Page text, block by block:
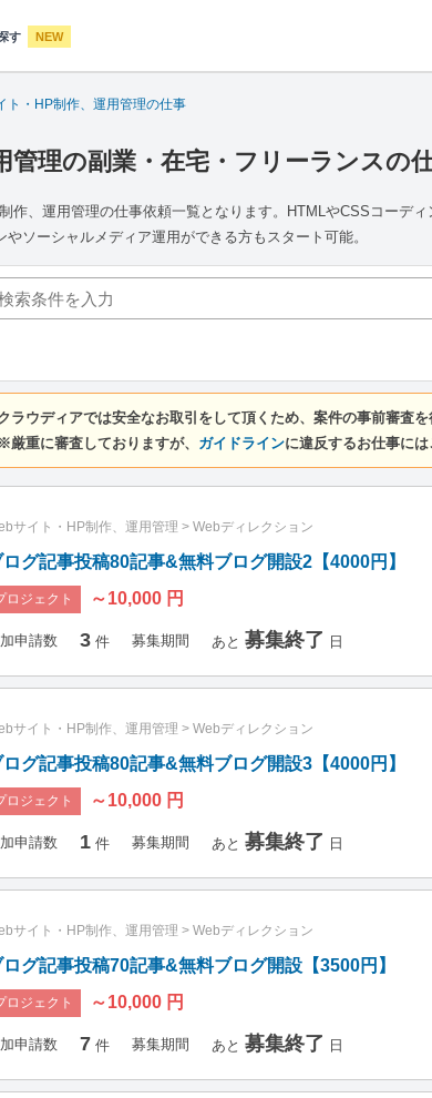
す NEW
ト・HP制作、運用管理の仕事
管理の副業・在宅・フリーランスの
作、運用管理の仕事依頼一覧となります。HTMLやCSSコーデ
ソーシャルメディア運用ができる方もスタート可能。
ラウディアでは安全なお取引をして頂くため、案件の事前審査を
※厳重に審査しておりますが、 ガイドラインに違反するお仕事には
サイト・HP制作、運用管理 > Webディレクション
ログ記事投稿80記事&無料ブログ開設2【4000円】
ロジェクト ～10,000 円
申請数 3 件 募集期間 あと 募集終了 日
サイト・HP制作、運用管理 > Webディレクション
ログ記事投稿80記事&無料ブログ開設3【4000円】
ロジェクト ～10,000 円
申請数 1 件 募集期間 あと 募集終了 日
サイト・HP制作、運用管理 > Webディレクション
ログ記事投稿70記事&無料ブログ開設【3500円】
ロジェクト ～10,000 円
申請数 7 件 募集期間 あと 募集終了 日